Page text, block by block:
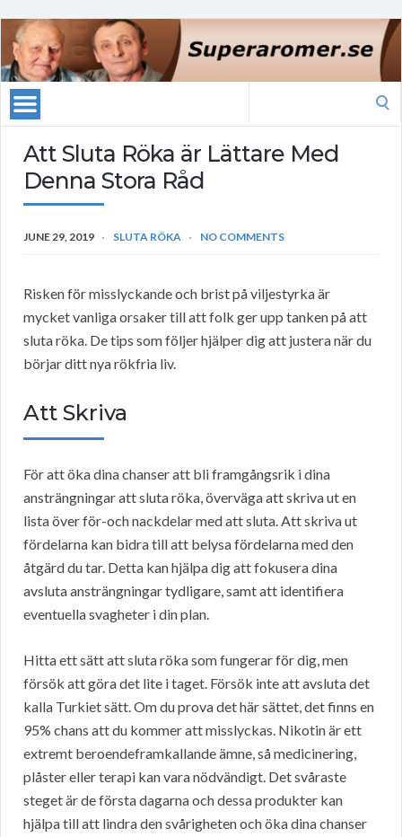
Att Sluta Röka är Lättare Med
Denna Stora Råd
JUNE 29, 2019 SLUTA RÖKA NO COMMENTS
Risken för misslyckande och brist på viljestyrka är
mycket vanliga orsaker till att folk ger upp tanken på att
sluta röka. De tips som följer hjälper dig att justera när du
börjar ditt nya rökfria liv.
Att Skriva
För att öka dina chanser att bli framgångsrik i dina
ansträngningar att sluta röka, överväga att skriva ut en
lista över för-och nackdelar med att sluta. Att skriva ut
fördelarna kan bidra till att belysa fördelarna med den
åtgärd du tar. Detta kan hjälpa dig att fokusera dina
avsluta ansträngningar tydligare, samt att identifiera
eventuella svagheter i din plan.
Hitta ett sätt att sluta röka som fungerar för dig, men
försök att göra det lite i taget. Försök inte att avsluta det
kalla Turkiet sätt. Om du prova det här sättet, det finns en
95% chans att du kommer att misslyckas. Nikotin är ett
extremt beroendeframkallande ämne, så medicinering,
plåster eller terapi kan vara nödvändigt. Det svåraste
steget är de första dagarna och dessa produkter kan
hjälpa till att lindra den svårigheten och öka dina chanser